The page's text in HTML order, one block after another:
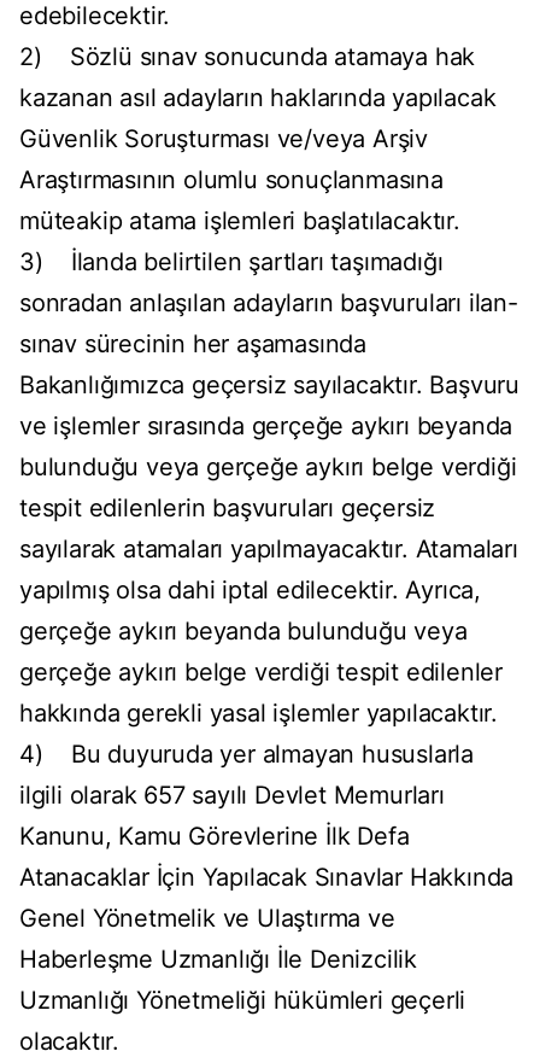
edebilecektir.
2) Sözlü sınav sonucunda atamaya hak
kazanan asıl adayların haklarında yapılacak
Güvenlik Soruşturması ve/veya Arşiv
Araştırmasının olumlu sonuçlanmasına
müteakip atama işlemleri başlatılacaktır.
3) İlanda belirtilen şartları taşımadığı
sonradan anlaşılan adayların başvuruları ilan-
sınav sürecinin her aşamasında
Bakanlığımızca geçersiz sayılacaktır. Başvuru
ve işlemler sırasında gerçeğe aykırı beyanda
bulunduğu veya gerçeğe aykırı belge verdiği
tespit edilenlerin başvuruları geçersiz
sayılarak atamaları yapılmayacaktır. Atamaları
yapılmış olsa dahi iptal edilecektir. Ayrıca,
gerçeğe aykırı beyanda bulunduğu veya
gerçeğe aykırı belge verdiği tespit edilenler
hakkında gerekli yasal işlemler yapılacaktır.
4) Bu duyuruda yer almayan hususlarla
ilgili olarak 657 sayılı Devlet Memurları
Kanunu, Kamu Görevlerine İlk Defa
Atanacaklar İçin Yapılacak Sınavlar Hakkında
Genel Yönetmelik ve Ulaştırma ve
Haberleşme Uzmanlığı İle Denizcilik
Uzmanlığı Yönetmeliği hükümleri geçerli
olacaktır.